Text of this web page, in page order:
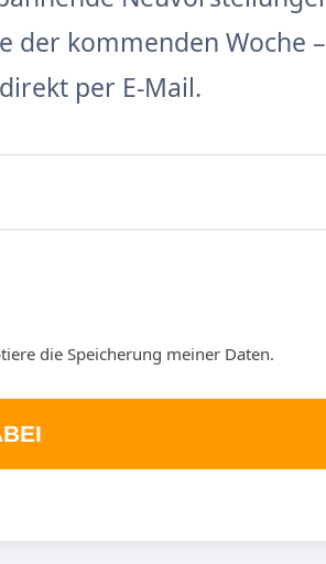
der kommenden Woche
per E-Mail.
die Speicherung meiner Daten.